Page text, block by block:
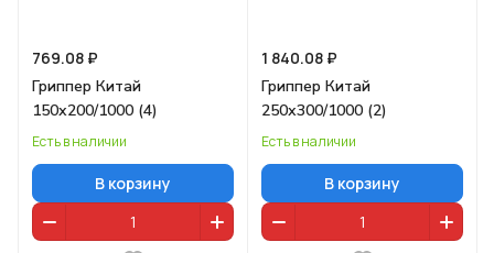
769.08 ₽
Гриппер Китай
150х200/1000 (4)
Есть в наличии
В корзину
1 840.08 ₽
Гриппер Китай
250х300/1000 (2)
Есть в наличии
В корзину